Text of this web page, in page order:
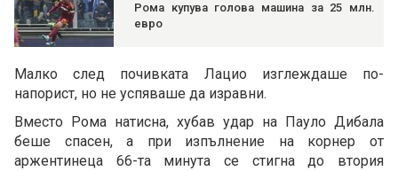
Рома купува голова машина за 25 млн.
евро
Малко след почивката Лацио изглеждаше по-
напорист, но не успяваше да изравни.
Вместо Рома натисна, хубав удар на Пауло Дибала
беше спасен, а при изпълнение на корнер от
аржентинеца 66-та минута се стигна до втория